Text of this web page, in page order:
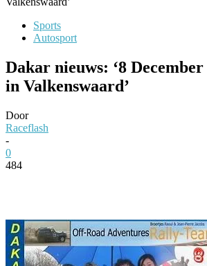
Sports
Autosport
Dakar nieuws: ‘8
in Valkenswaard’
Door
Raceflash
-
0
484